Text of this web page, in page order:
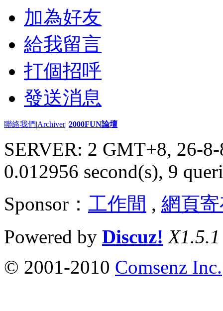
加為好友
給我留言
打個招呼
發送消息
聯絡我們|Archiver| 2000FUN論壇
SERVER: 2 GMT+8, 26-
0.012956 second(s), 9
Sponsor： 工作間 , 網頁
Powered by Discuz! X1.5.1
© 2001-2010 Comsenz Inc.